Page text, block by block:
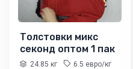
Толстовки микс
секонд оптом 1 пак
24.85 кг 6.5 евро/кг